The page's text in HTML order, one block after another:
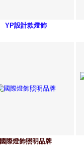
YP設計款燈飾
國際燈飾照明品牌